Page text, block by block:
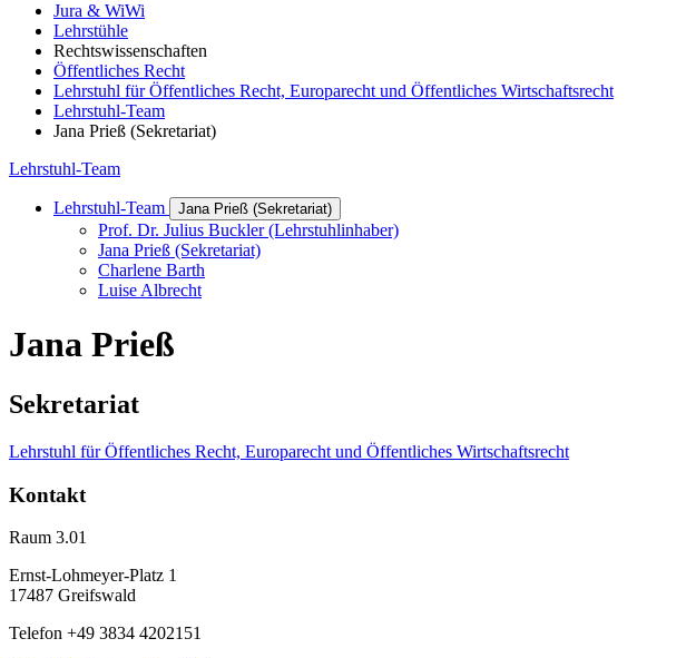
Jura & WiWi
Lehrstühle
Rechtswissenschaften
Öffentliches Recht
Lehrstuhl für Öffentliches Recht, Europarecht und Öffentliches Wirtschaftsrecht
Lehrstuhl-Team
Jana Prieß (Sekretariat)
Lehrstuhl-Team
Lehrstuhl-Team Jana Prieß (Sekretariat)
Prof. Dr. Julius Buckler (Lehrstuhlinhaber)
Jana Prieß (Sekretariat)
Charlene Barth
Luise Albrecht
Jana Prieß
Sekretariat
Lehrstuhl für Öffentliches Recht, Europarecht und Öffentliches Wirtschaftsrecht
Kontakt
Raum 3.01
Ernst-Lohmeyer-Platz 1
17487 Greifswald
Telefon +49 3834 4202151